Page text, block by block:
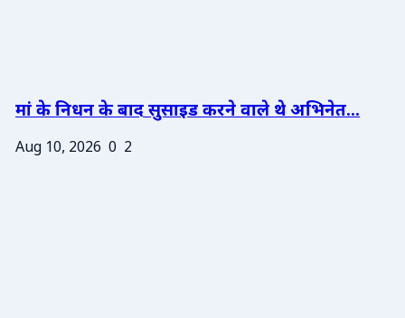
मां के निधन के बाद सुसाइड करने वाले थे अभिनेत...
Aug 10, 2026 0 2